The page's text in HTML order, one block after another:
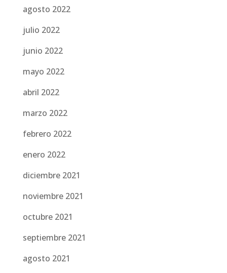
agosto 2022
julio 2022
junio 2022
mayo 2022
abril 2022
marzo 2022
febrero 2022
enero 2022
diciembre 2021
noviembre 2021
octubre 2021
septiembre 2021
agosto 2021